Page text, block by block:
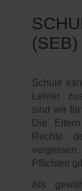
(SEB)
Schule
Lehrer
sind wir
Die
Rechte
Pflichten
Als